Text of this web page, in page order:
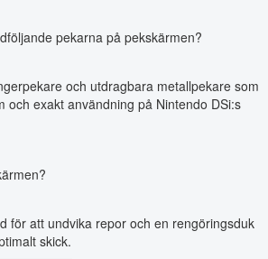
pekarna på pekskärmen?
och utdragbara metallpekare som
och exakt användning på Nintendo DSi:s
för att undvika repor och en rengöringsduk
skick.